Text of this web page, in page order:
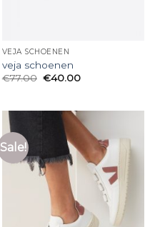
VEJA SCHOENEN
veja schoenen
€77.00 €40.00
Sale!